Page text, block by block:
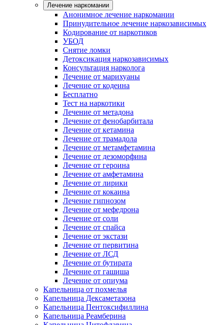
Лечение наркомании
Анонимное лечение наркомании
Принудительное лечение наркозависимых
Кодирование от наркотиков
УБОД
Снятие ломки
Детоксикация наркозависимых
Консультация нарколога
Лечение от марихуаны
Лечение от кодеина
Бесплатно
Тест на наркотики
Лечение от метадона
Лечение от фенобарбитала
Лечение от кетамина
Лечение от трамадола
Лечение от метамфетамина
Лечение от дезоморфина
Лечение от героина
Лечение от амфетамина
Лечение от лирики
Лечение от кокаина
Лечение гипнозом
Лечение от мефедрона
Лечение от соли
Лечение от спайса
Лечение от экстази
Лечение от первитина
Лечение от ЛСД
Лечение от бутирата
Лечение от гашиша
Лечение от опиума
Капельница от похмелья
Капельница Дексаметазона
Капельница Пентоксифиллина
Капельница Реамберина